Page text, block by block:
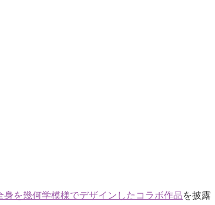
身を幾何学模様でデザインしたコラボ作品を披露